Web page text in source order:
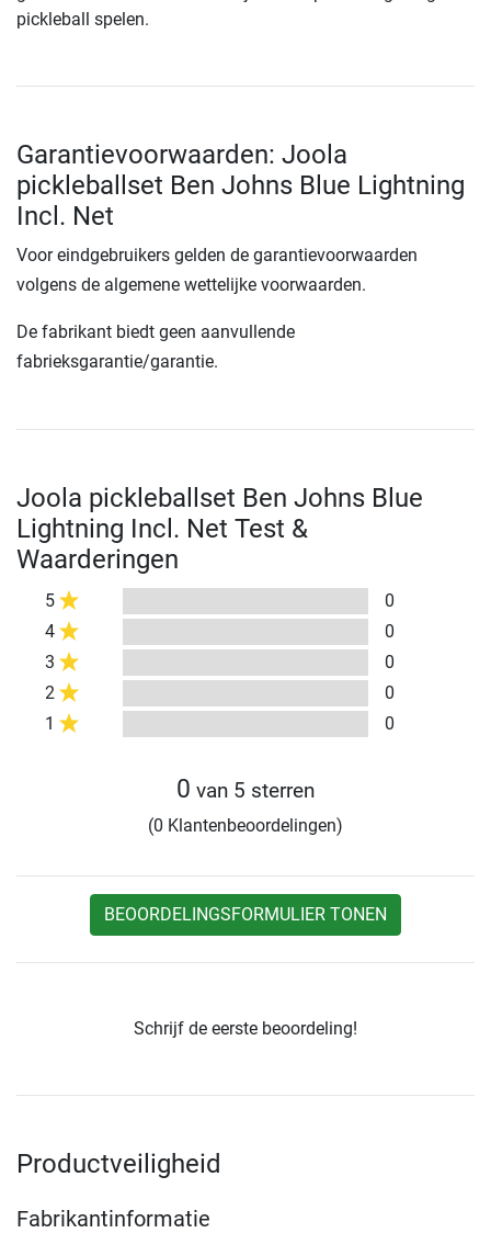
pickleball spelen.
Garantievoorwaarden: Joola
pickleballset Ben Johns Blue Lightning
Incl. Net
Voor eindgebruikers gelden de garantievoorwaarden
volgens de algemene wettelijke voorwaarden.
De fabrikant biedt geen aanvullende
fabrieksgarantie/garantie.
Joola pickleballset Ben Johns Blue
Lightning Incl. Net Test &
Waarderingen
5
0
4
0
3
0
2
0
1
0
0 van 5 sterren
(0 Klantenbeoordelingen)
BEOORDELINGSFORMULIER TONEN
Schrijf de eerste beoordeling!
Productveiligheid
Fabrikantinformatie